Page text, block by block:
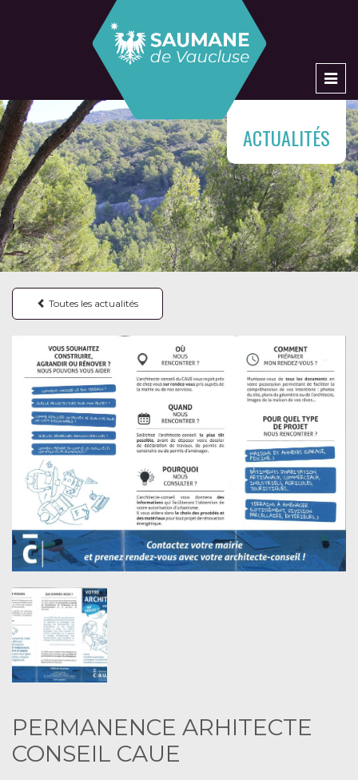
ACTUALITÉS
Toutes les actualités
PERMANENCE ARHITECTE
CONSEIL CAUE